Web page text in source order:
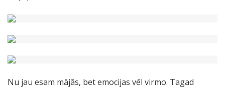
Nu jau esam mājās, bet emocijas vēl virmo. Tagad